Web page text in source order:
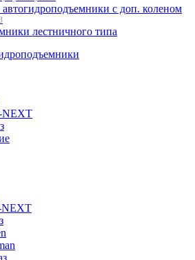
автогидроподъемники с доп. коленом
лестничного типа
NEXT
NEXT